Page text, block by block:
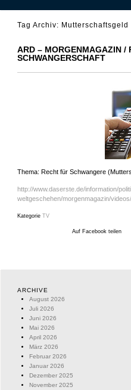
Tag Archiv: Mutterschaftsgeld
ARD – MORGENMAGAZIN /
SCHWANGERSCHAFT
Thema: Recht für Schwangere
http://www.daserste.de/information/
weltgeschehen/morgenmagazin/
Kategorie TV
Auf Facebook teilen
ARCHIVE
August 2026
Juli 2026
Juni 2026
Mai 2026
April 2026
März 2026
Februar 2026
Januar 2026
Dezember 2025
November 2025